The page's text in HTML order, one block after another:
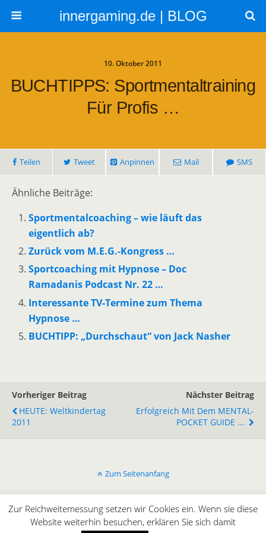
innergaming.de | BLOG
10. Oktober 2011
BUCHTIPPS: Sportmentaltraining
Für Profis …
Teilen Tweet Anpinnen Mail SMS
Ähnliche Beiträge:
Sportmentalcoaching – wie läuft das
eigentlich ab?
Zurück vom M.E.G.-Kongress …
Sportcoaching mit Hypnose – Doc
Ramadanis Podcast Nr. 22 …
Interessante TV-Termine zum Thema
Hypnose …
BUCHTIPP: „Durchschaut“ von Jack Nasher
Vorheriger Beitrag
HEUTE: Weltkindertag
2011
Nächster Beitrag
Erfolgreich Mit Dem MENTAL-
POCKET GUIDE ...
Zum Seitenanfang
Desktop
Zur Reichweitemessung setzen wir Cookies ein. Wenn sie diese
Website weiterhin besuchen, erklären Sie sich damit